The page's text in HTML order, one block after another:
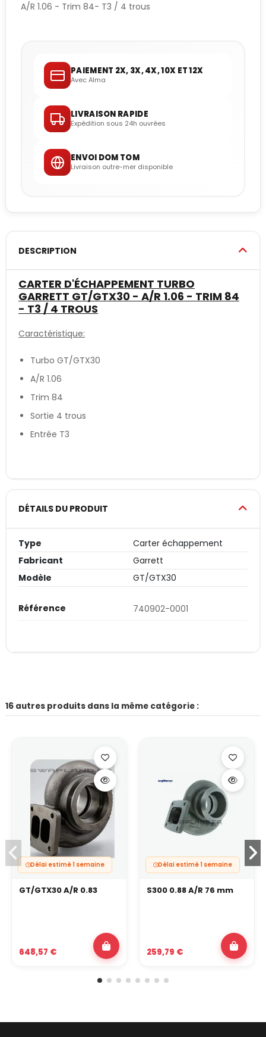
A/R 1.06 - Trim 84- T3 / 4 trous
PAIEMENT 2X, 3X, 4X, 10X ET 12X
Avec Alma
LIVRAISON RAPIDE
Expédition sous 24h ouvrées
ENVOI DOM TOM
Livraison outre-mer disponible
DESCRIPTION
CARTER D'ÉCHAPPEMENT TURBO
GARRETT GT/GTX30 - A/R 1.06 - TRIM 84
- T3 / 4 TROUS
Caractéristique:
Turbo GT/GTX30
A/R 1.06
Trim 84
Sortie 4 trous
Entrée T3
DÉTAILS DU PRODUIT
Type
Carter échappement
Fabricant
Garrett
Modèle
GT/GTX30
Référence 740902-0001
16 autres produits dans la même catégorie :
Délai estimé 1 semaine
GT/GTX30 A/R 0.83
648,57 €
Délai estimé 1 semaine
S300 0.88 A/R 76 mm
259,79 €